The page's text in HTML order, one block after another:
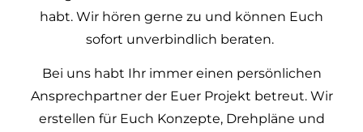
habt. Wir hören gerne zu und können Euch
sofort unverbindlich beraten.
Bei uns habt Ihr immer einen persönlichen
Ansprechpartner der Euer Projekt betreut. Wir
erstellen für Euch Konzepte, Drehpläne und